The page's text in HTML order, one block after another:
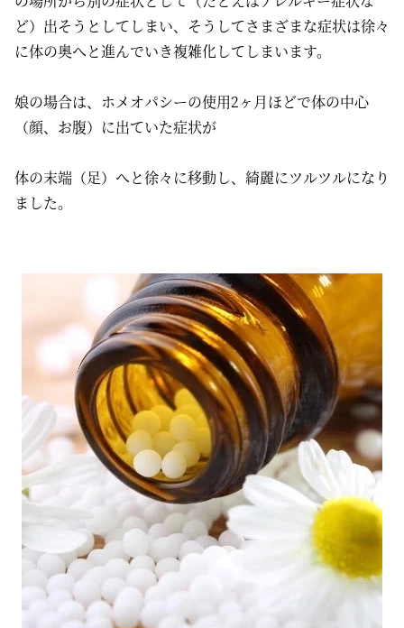
ど）出そうとしてしまい、そうしてさまざまな症状は徐々
に体の奥へと進んでいき複雑化してしまいます。
娘の場合は、ホメオパシーの使用2ヶ月ほどで体の中心
（顔、お腹）に出ていた症状が
体の末端（足）へと徐々に移動し、綺麗にツルツルになり
ました。